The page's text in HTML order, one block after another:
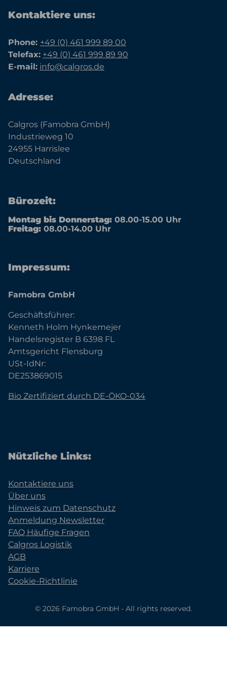
Kontaktiere uns:
Phone: +49 (0) 461 999 89 00
Telefax: +49 (0) 461 999 89 90
E-mail: info@calgros.de
Adresse:
Calgros (Famobra GmbH)
Industrieweg 10
24955 Harrislee
Deutschland
Bürozeit:
Montag bis Donnerstag: 08.00-15.00 Uhr
Freitag: 08.00-14.00 Uhr
Impressum:
Famobra GmbH
Geschäftsführer:
Kenneth Holm Hynkemejer
Handelsregister B 6398 FL
Amtsgericht Flensburg
USt-IdNr:
DE253869015
Bio Zertifiziert durch DE-ÖKO-034
Nützliche Links:
Kontaktiere uns
Über uns
Hinweis zum Datenschutz
Anmeldung Newsletter
FAQ Häufige Fragen
Calgros Logistik
AGB
Karriere
Cookie-Richtlinie
© 2026 Famobra GmbH - All rights reserved.